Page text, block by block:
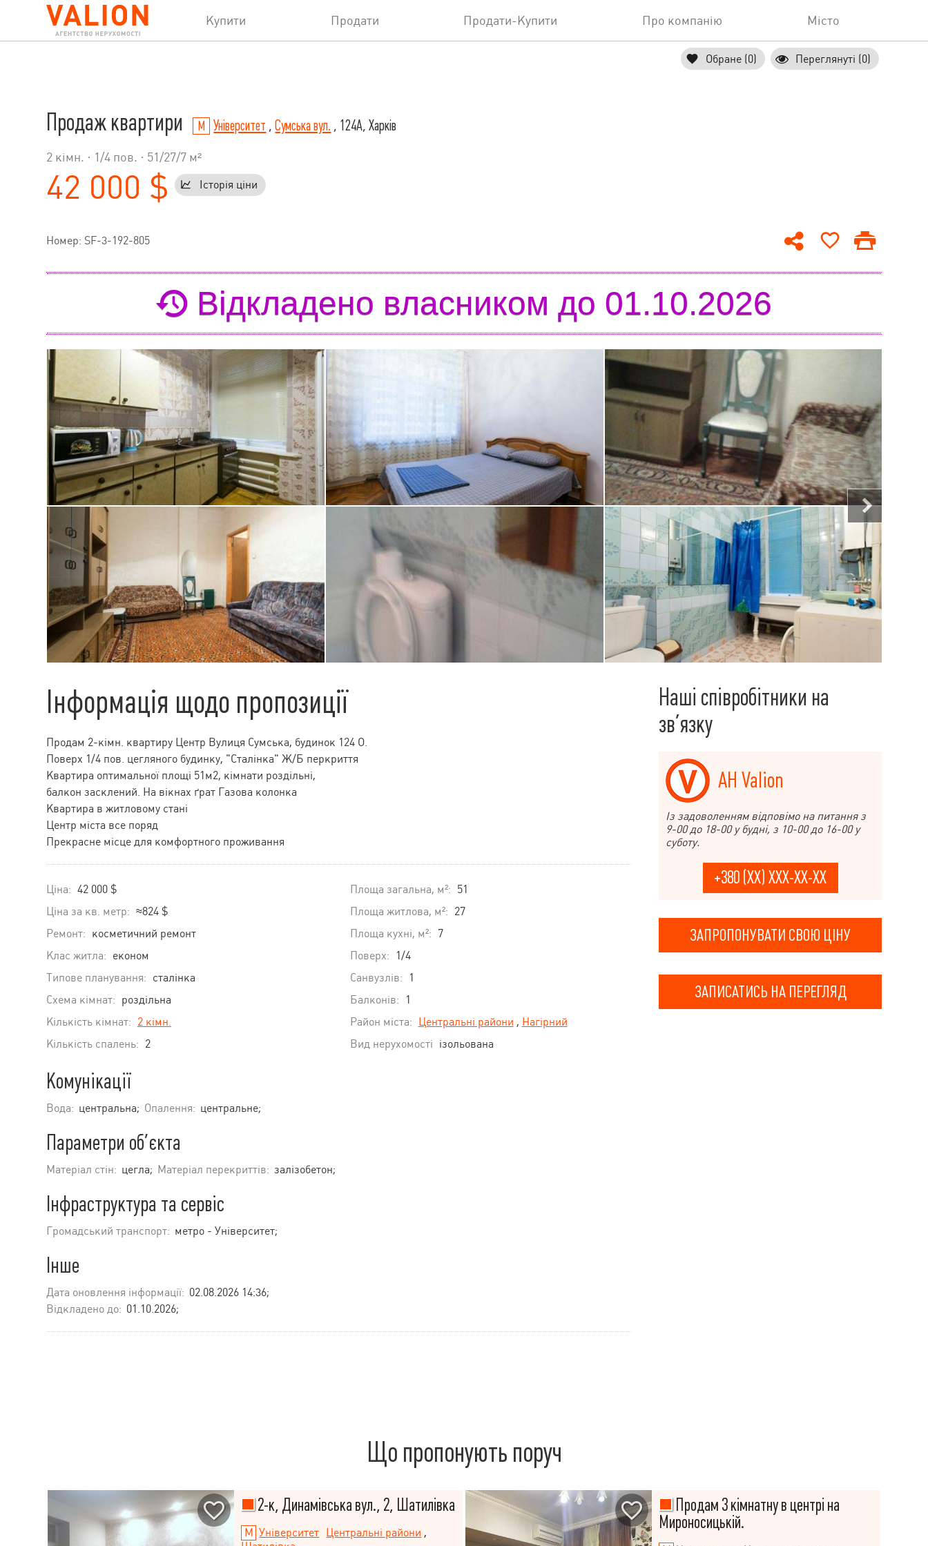
Купити Продати Продати-Купити Про компанію Місто
Обране (0) Переглянуті (0)
Продаж квартири Університет ,Сумська вул. , 124А, Харків
2 кімн. · 1 /4 пов. · 51/27/7 м²
42 000 $ Історія ціни
Номер: SF-3-192-805
Відкладено власником до 01.10.2026
Інформація щодо пропозиції
Продам 2-кімн. квартиру Центр Вулиця Сумська, будинок 124 О.
Поверх 1/4 пов. цегляного будинку, "Сталінка" Ж/Б перкриття
Квартира оптимальної площі 51м2, кімнати роздільні,
балкон засклений. На вікнах ґрат Газова колонка
Квартира в житловому стані
Центр міста все поряд
Прекрасне місце для комфортного проживання
Ціна: 42 000 $
Ціна за кв. метр: ≈824 $
Ремонт: косметичний ремонт
Клас житла: економ
Типове планування: сталінка
Схема кімнат: роздільна
Кількість кімнат: 2 кімн.
Кількість спалень: 2
Площа загальна, м²: 51
Площа житлова, м²: 27
Площа кухні, м²: 7
Поверх:
1/4
Санвузлів:
1
Балконів:
1
Район міста: Центральні райони , Нагірний
Вид нерухомості ізольована
Комунікації
Вода: центральна; Опалення: центральне;
Параметри об’єкта
Матеріал стін: цегла; Матеріал перекриттів: залізобетон;
Інфраструктура та сервіс
Громадський транспорт: метро - Університет;
Інше
Дата оновлення інформації: 02.08.2026 14:36;
Відкладено до: 01.10.2026;
Наші співробітники на
зв’язку
АН Valion
Із задоволенням відповімо на питання з
9-00 до 18-00 у будні, з 10-00 до 16-00 у
суботу.
+380 (XX) XXX-XX-XX
ЗАПРОПОНУВАТИ СВОЮ ЦІНУ
ЗАПИСАТИСЬ НА ПЕРЕГЛЯД
Що пропонують поруч
2-к, Динамівська вул., 2, Шатилівка
Університет Центральні райони ,
Продам 3 кімнатну в центрі на
Мироносицькій.